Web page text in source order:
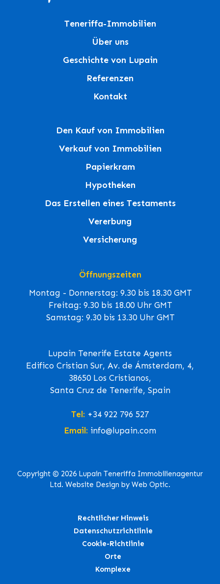
Teneriffa-Immobilien
Über uns
Geschichte von Lupain
Referenzen
Kontakt
Den Kauf von Immobilien
Verkauf von Immobilien
Papierkram
Hypotheken
Das Erstellen eines Testaments
Vererbung
Versicherung
Öffnungszeiten
Montag - Donnerstag: 9.30 bis 18.30 GMT
Freitag: 9.30 bis 18.00 Uhr GMT
Samstag: 9.30 bis 13.30 Uhr GMT
Lupain Tenerife Estate Agents
Edifico Cristian Sur, Av. de Ámsterdam, 4,
38650 Los Cristianos,
Santa Cruz de Tenerife, Spain
Tel: +34 922 796 527
Email: info@lupain.com
Copyright © 2026 Lupain Teneriffa Immobilienagentur
Ltd. Website Design by Web Optic.
Rechtlicher Hinweis
Datenschutzrichtlinie
Cookie-Richtlinie
Orte
Komplexe